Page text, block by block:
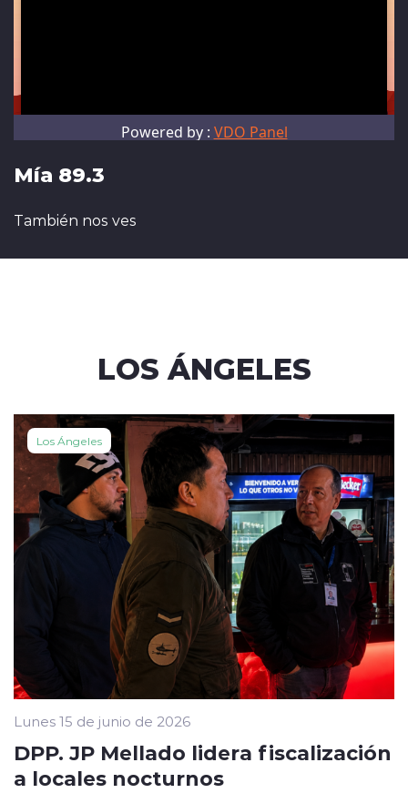
Mía 89.3
También nos ves
LOS ÁNGELES
Los Ángeles
Lunes 15 de junio de 2026
DPP. JP Mellado lidera fiscalización
a locales nocturnos